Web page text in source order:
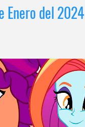
Enero del 2024